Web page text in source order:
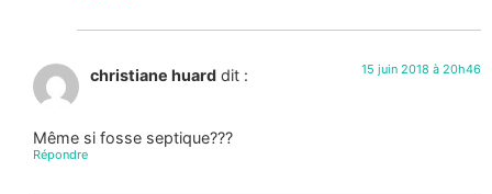
christiane huard dit : 15 juin 2018 à 20h46
Même si fosse septique???
Répondre